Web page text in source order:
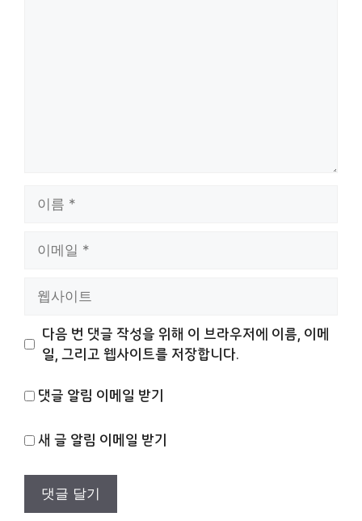
트
다음 번 댓글 작성을 위해 이 브라우저에 이름, 이메
일, 그리고 웹사이트를 저장합니다.
댓글 알림 이메일 받기
새 글 알림 이메일 받기